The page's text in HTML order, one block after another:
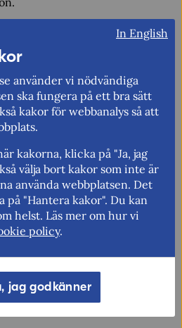
att göra mer exakta
av EUs olika
– the trade effects of
In English
använder vi nödvändiga
ska fungera på ett bra sätt
kakor för webbanalys så att
kakorna, klicka på "Ja, jag
välja bort kakor som inte är
använda webbplatsen. Det
på "Hantera kakor". Du kan
helst. Läs mer om hur vi
policy.
jag godkänner